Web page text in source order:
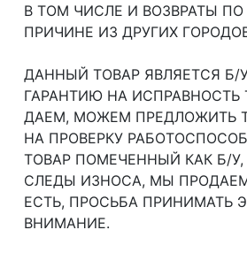
В ТОМ ЧИСЛЕ И ВОЗВРАТЫ
ПРИЧИНЕ ИЗ ДРУГИХ
ДАННЫЙ ТОВАР ЯВЛЯЕТСЯ Б/У
ГАРАНТИЮ НА ИСПРАВНОСТЬ
ДАЕМ, МОЖЕМ ПРЕДЛОЖИТЬ
НА ПРОВЕРКУ
ТОВАР ПОМЕЧЕННЫЙ КАК Б/
СЛЕДЫ ИЗНОСА, МЫ
ЕСТЬ, ПРОСЬБА ПРИНИМАТЬ
ВНИМАНИЕ.